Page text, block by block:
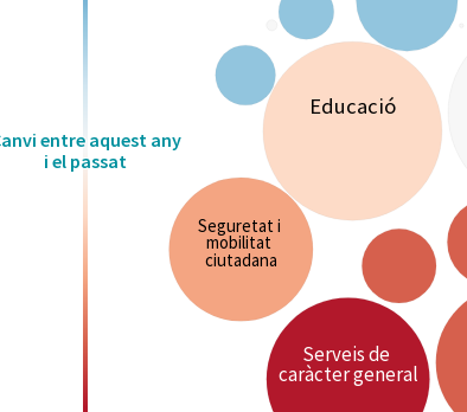
entre aquest any
i el passat
Educació
Serveis de
caràcter general
Seguretat i
mobilitat
ciutadana